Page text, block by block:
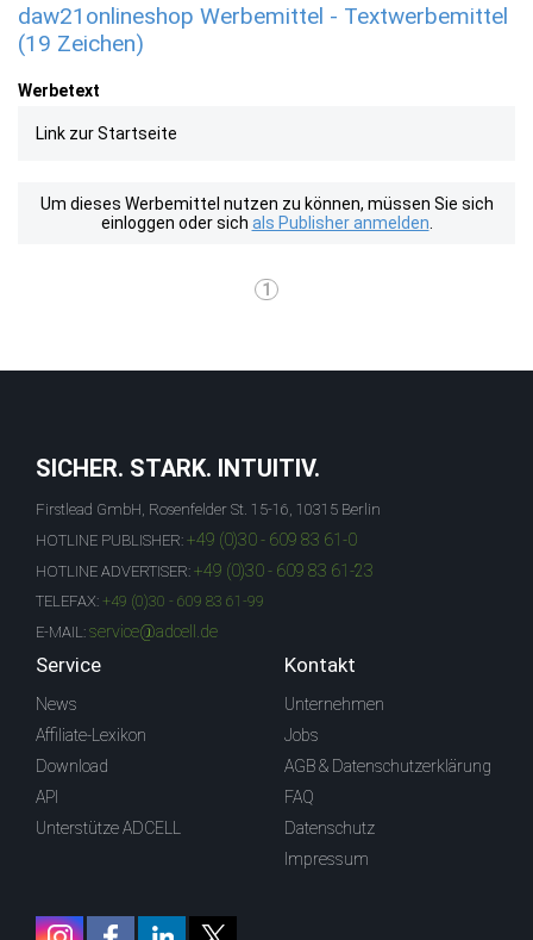
daw21onlineshop Werbemittel - Textwerbemittel
(19 Zeichen)
Werbetext
Link zur Startseite
Um dieses Werbemittel nutzen zu können, müssen Sie sich
einloggen oder sich als Publisher anmelden
1
SICHER. STARK. INTUITIV.
Firstlead GmbH, Rosenfelder St. 15-16, 10315 Berlin
HOTLINE PUBLISHER: +49 (0)30 - 609 83 61-0
HOTLINE ADVERTISER: +49 (0)30 - 609 83 61-23
TELEFAX: +49 (0)30 - 609 83 61-99
E-MAIL: service@adcell.de
Service
News
Affiliate-Lexikon
Download
API
Unterstütze ADCELL
Kontakt
Unternehmen
Jobs
AGB & Datenschutzerklärung
FAQ
Datenschutz
Impressum